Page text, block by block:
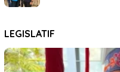
LEGISLATIF